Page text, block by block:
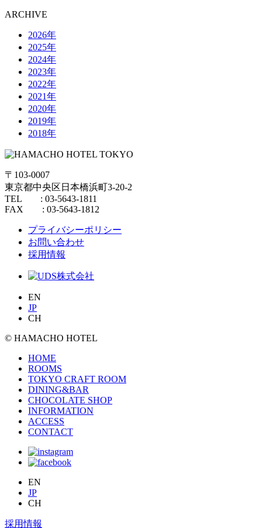
ARCHIVE
2026年
2025年
2024年
2023年
2022年
2021年
2020年
2019年
2018年
〒103-0007
東京都中央区日本橋浜町3-20-2
TEL : 03-5643-1811
FAX : 03-5643-1812
プライバシーポリシー
お問い合わせ
採用情報
EN
JP
CH
© HAMACHO HOTEL
HOME
ROOMS
TOKYO CRAFT ROOM
DINING&BAR
CHOCOLATE SHOP
INFORMATION
ACCESS
CONTACT
EN
JP
CH
採用情報